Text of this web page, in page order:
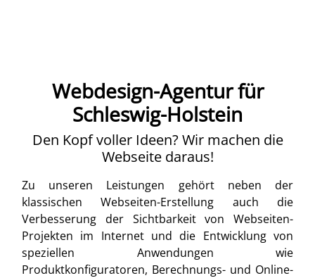
Webdesign-Agentur für
Schleswig-Holstein
Den Kopf voller Ideen? Wir machen die
Webseite daraus!
Zu unseren Leistungen gehört neben der
klassischen Webseiten-Erstellung auch die
Verbesserung der Sichtbarkeit von Webseiten-
Projekten im Internet und die Entwicklung von
speziellen Anwendungen wie
Produktkonfiguratoren, Berechnungs- und Online-